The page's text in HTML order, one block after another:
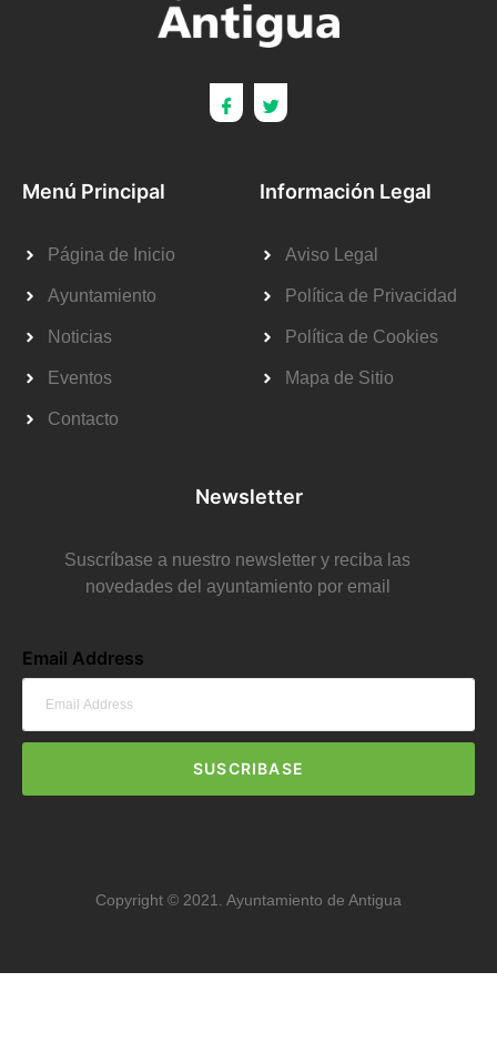
Menú Principal
Página de Inicio
Ayuntamiento
Noticias
Eventos
Contacto
Información Legal
Aviso Legal
Política de Privacidad
Política de Cookies
Mapa de Sitio
Newsletter
Suscríbase a nuestro newsletter y reciba las
novedades del ayuntamiento por email
Email Address
SUSCRIBASE
Copyright © 2021. Ayuntamiento de Antigua